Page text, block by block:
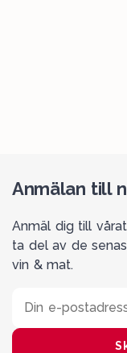
Anmälan till
Anmäl dig till
ta del av de
vin & mat.
Din e-